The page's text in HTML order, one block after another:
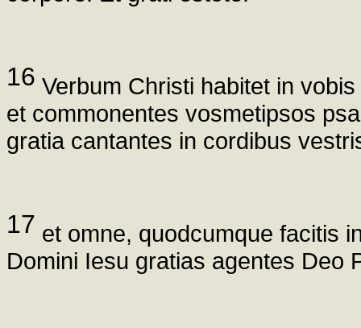
16 Verbum Christi habitet in
et commonentes vosmetipsos
gratia cantantes in cordibus
17 et omne, quodcumque facitis
Domini Iesu gratias agentes Deo